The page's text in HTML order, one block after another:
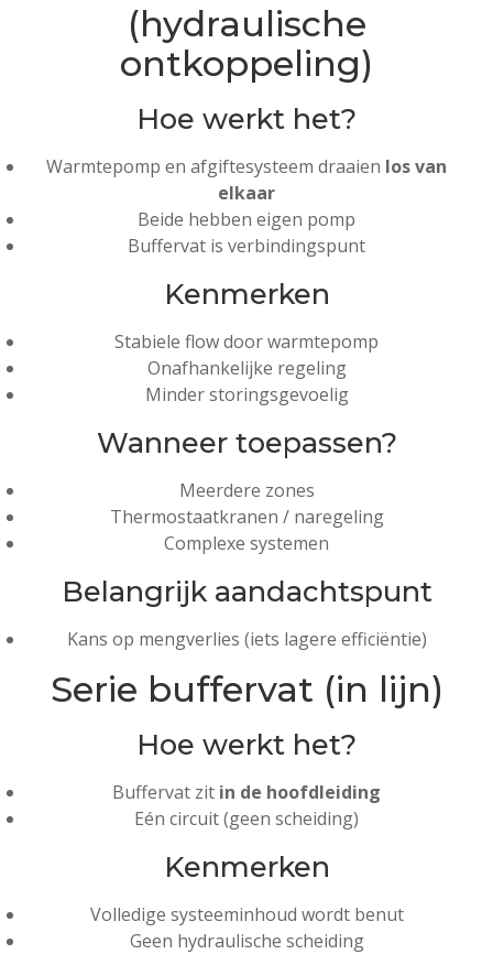
(hydraulische
ontkoppeling)
Hoe werkt het?
Warmtepomp en afgiftesysteem draaien los van
elkaar
Beide hebben eigen pomp
Buffervat is verbindingspunt
Kenmerken
Stabiele flow door warmtepomp
Onafhankelijke regeling
Minder storingsgevoelig
Wanneer toepassen?
Meerdere zones
Thermostaatkranen / naregeling
Complexe systemen
Belangrijk aandachtspunt
Kans op mengverlies (iets lagere efficiëntie)
Serie buffervat (in lijn)
Hoe werkt het?
Buffervat zit in de hoofdleiding
Eén circuit (geen scheiding)
Kenmerken
Volledige systeeminhoud wordt benut
Geen hydraulische scheiding